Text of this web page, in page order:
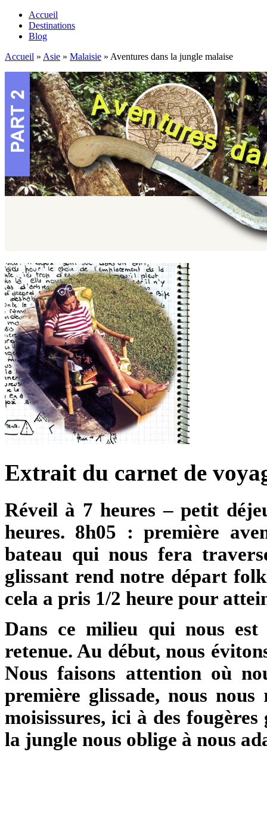
Accueil
Destinations
Blog
Accueil » Asie » Malaisie » Aventures dans la jungle malaise
Extrait du carnet de
Réveil à 7 heures – petit
heures. 8h05 : première
bateau qui nous fera
glissant rend notre départ
cela a pris 1/2 heure pour
Dans ce milieu qui nous est
retenue. Au début, nous
Nous faisons attention où
première glissade, nous
moisissures, ici à des
la jungle nous oblige à nous